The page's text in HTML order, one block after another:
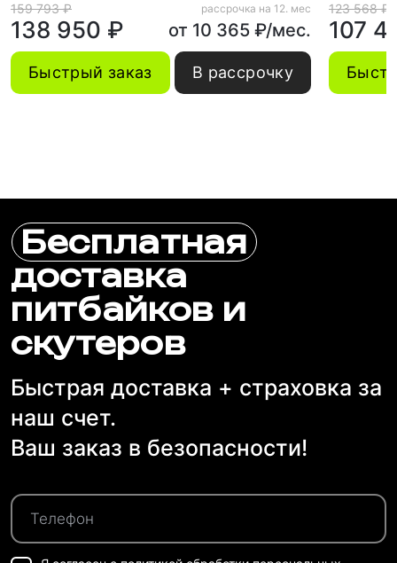
159 793 ₽
138 950 ₽
рассрочка на 12. мес
от 10 365 ₽/мес.
Быстрый заказ В рассрочку
123 568 ₽
107
Бесплатная
доставка
питбайков и
скутеров
Быстрая доставка + страховка за
наш счет.
Ваш заказ в безопасности!